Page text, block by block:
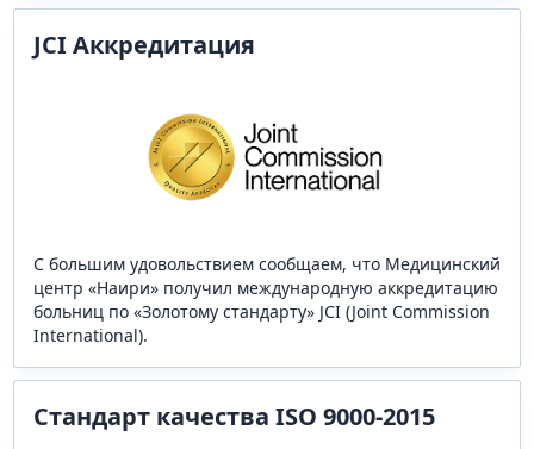
JCI Аккредитация
С большим удовольствием сообщаем, что Медицинский
центр «Наири» получил международную аккредитацию
больниц по «Золотому стандарту» JCI (Joint Commission
International).
Стандарт качества ISO 9000-2015